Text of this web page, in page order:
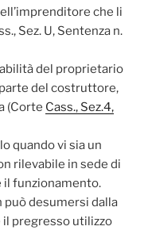
che li
Sez. U, Sentenza n.
del proprietario
parte del costruttore,
(Corte Cass., Sez.4,
quando vi sia un
rilevabile in sede di
il funzionamento.
può desumersi dalla
il pregresso utilizzo